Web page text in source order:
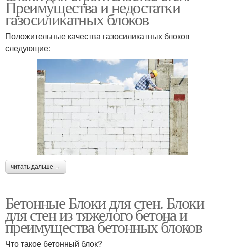
Преимущества и недостатки
газосиликатных блоков
Положительные качества газосиликатных блоков
следующие:
читать дальше →
Бетонные Блоки для стен. Блоки
для стен из тяжелого бетона и
преимущества бетонных блоков
Что такое бетонный блок?